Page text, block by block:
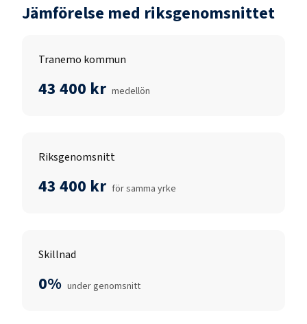
Jämförelse med riksgenomsnittet
Tranemo kommun
43 400 kr medellön
Riksgenomsnitt
43 400 kr för samma yrke
Skillnad
0% under genomsnitt